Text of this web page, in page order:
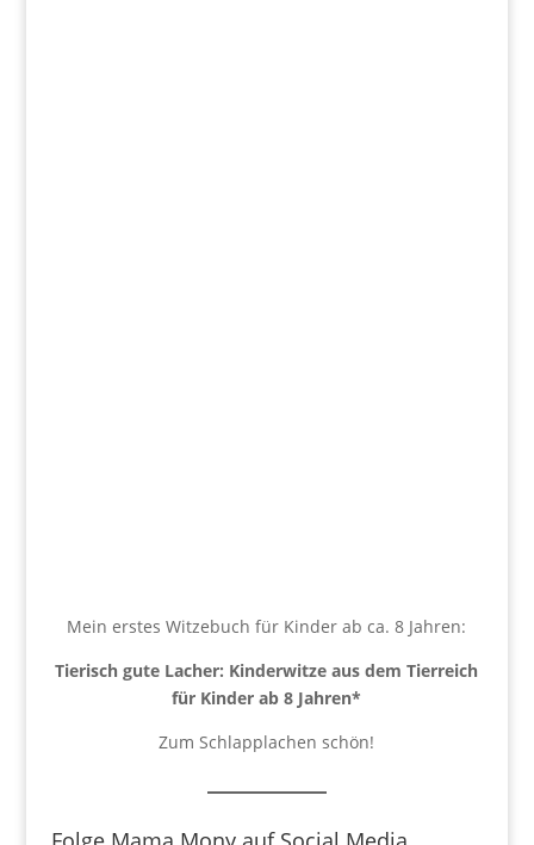
Mein erstes Witzebuch für Kinder ab ca. 8 Jahren:
Tierisch gute Lacher: Kinderwitze aus dem Tierreich
für Kinder ab 8 Jahren*
Zum Schlapplachen schön!